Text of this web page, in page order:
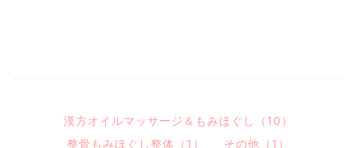
漢方オイルマッサージ＆もみほぐし（10）
整骨もみほぐし整体（1）
その他（1）